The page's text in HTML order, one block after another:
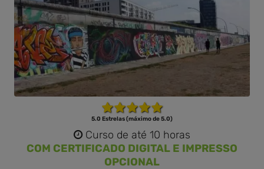
5.0 Estrelas (máximo de 5.0)
Curso de até 10 horas
COM CERTIFICADO DIGITAL E IMPRESSO
OPCIONAL